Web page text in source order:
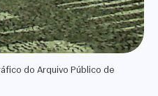
do Arquivo Público de